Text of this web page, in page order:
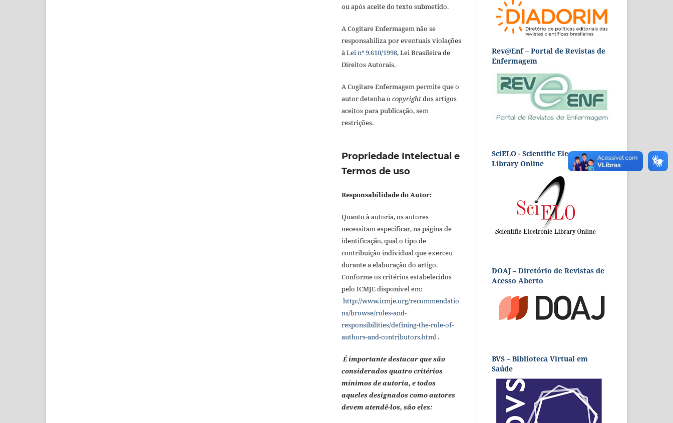
ou após aceite do texto submetido.
A Cogitare Enfermagem não se
responsabiliza por eventuais violações
àLei nº 9.610/1998, Lei Brasileira de
Direitos Autorais.
A Cogitare Enfermagem permite que o
autor detenha o copyrightdos artigos
aceitos para publicação, sem
restrições.
Propriedade Intelectual e
Termos de uso
Responsabilidade do Autor:
Quanto à autoria, os autores
necessitam especificar, na página de
identificação, qual o tipo de
contribuição individual que exerceu
durante a elaboração do artigo.
Conforme os critérios estabelecidos
pelo ICMJE disponível em:
http://www.icmje.org/recommendatio
ns/browse/roles-and-
responsibilities/defining-the-role-of-
authors-and-contributors.html .
É importante destacar que são
considerados quatro critérios
mínimos de autoria, e todos
aqueles designados como autores
devem atendê-los, são eles:
Rev@Enf – Portal de Revistas de
Enfermagem
SciELO - Scientific Electronic
Library Online
DOAJ – Diretório de Revistas de
Acesso Aberto
BVS – Biblioteca Virtual em
Saúde